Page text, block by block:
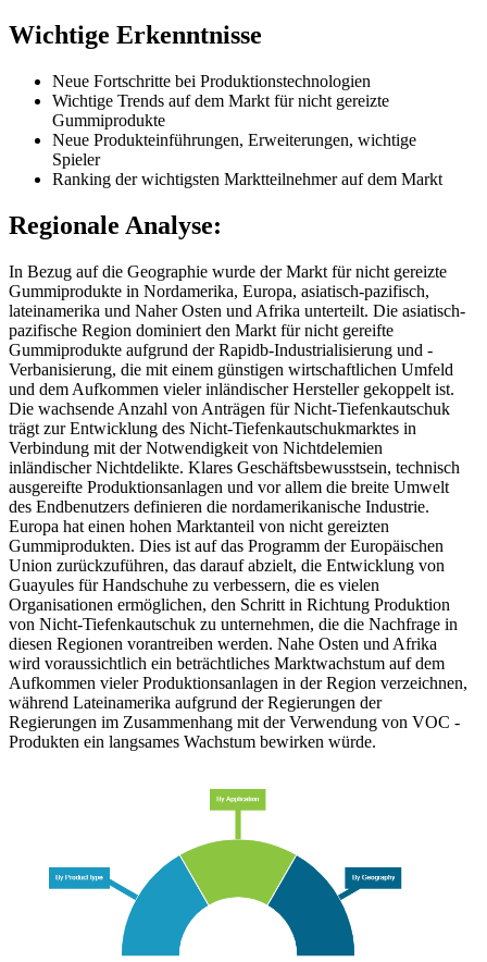
Wichtige Erkenntnisse
Neue Fortschritte bei Produktionstechnologien
Wichtige Trends auf dem Markt für nicht gereizte
Gummiprodukte
Neue Produkteinführungen, Erweiterungen, wichtige
Spieler
Ranking der wichtigsten Marktteilnehmer auf dem Markt
Regionale Analyse:
In Bezug auf die Geographie wurde der Markt für nicht gereizte
Gummiprodukte in Nordamerika, Europa, asiatisch-pazifisch,
lateinamerika und Naher Osten und Afrika unterteilt. Die asiatisch-
pazifische Region dominiert den Markt für nicht gereifte
Gummiprodukte aufgrund der Rapidb-Industrialisierung und -
Verbanisierung, die mit einem günstigen wirtschaftlichen Umfeld
und dem Aufkommen vieler inländischer Hersteller gekoppelt ist.
Die wachsende Anzahl von Anträgen für Nicht-Tiefenkautschuk
trägt zur Entwicklung des Nicht-Tiefenkautschukmarktes in
Verbindung mit der Notwendigkeit von Nichtdelemien
inländischer Nichtdelikte. Klares Geschäftsbewusstsein, technisch
ausgereifte Produktionsanlagen und vor allem die breite Umwelt
des Endbenutzers definieren die nordamerikanische Industrie.
Europa hat einen hohen Marktanteil von nicht gereizten
Gummiprodukten. Dies ist auf das Programm der Europäischen
Union zurückzuführen, das darauf abzielt, die Entwicklung von
Guayules für Handschuhe zu verbessern, die es vielen
Organisationen ermöglichen, den Schritt in Richtung Produktion
von Nicht-Tiefenkautschuk zu unternehmen, die die Nachfrage in
diesen Regionen vorantreiben werden. Nahe Osten und Afrika
wird voraussichtlich ein beträchtliches Marktwachstum auf dem
Aufkommen vieler Produktionsanlagen in der Region verzeichnen,
während Lateinamerika aufgrund der Regierungen der
Regierungen im Zusammenhang mit der Verwendung von VOC -
Produkten ein langsames Wachstum bewirken würde.